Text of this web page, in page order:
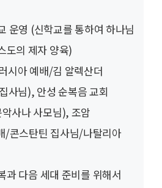
운영 (신학교를 통하여 하나님
도의 제자 양육)
시아 예배/김 알렉산더
사님), 안성 순복음 교회
사나 사모님), 조암
/콘스탄틴 집사님/나탈리아
과 다음 세대 준비를 위해서